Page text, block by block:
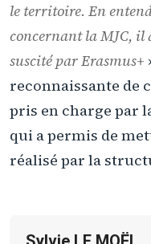
le territoire. En
concernant la MJC, il
suscité par Erasmus+
reconnaissante de
pris en charge par
qui a permis de
réalisé par la